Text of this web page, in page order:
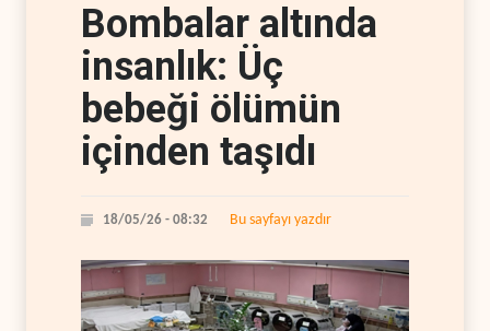
Bombalar altında
insanlık: Üç
bebeği ölümün
içinden taşıdı
18/05/26 - 08:32 Bu sayfayı yazdır